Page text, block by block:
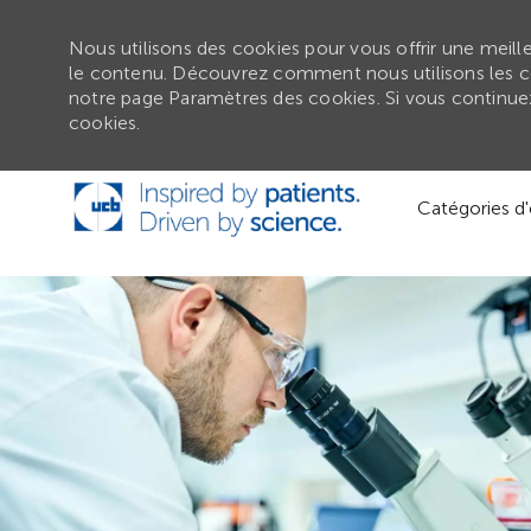
Passer au contenu principal
Catégories
Nous utilisons des cookies pour vous offrir une
le contenu. Découvrez comment nous utilisons les
notre page Paramètres des cookies. Si vous
cookies.